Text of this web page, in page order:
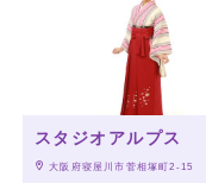
スタジオアルプス
大阪府寝屋川市菅相塚町2-15